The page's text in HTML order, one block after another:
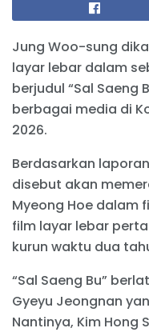
Jung Woo-sung
layar lebar dalam
berjudul “Sal Saeng
berbagai media di
2026.
Berdasarkan
disebut akan
Myeong Hoe dalam
film layar lebar
kurun waktu dua
“Sal Saeng Bu”
Gyeyu Jeongnan
Nantinya, Kim Hong